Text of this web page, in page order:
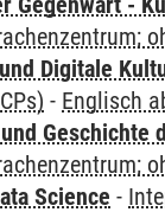
Digitale
- Englisch
Geschichte
Science -